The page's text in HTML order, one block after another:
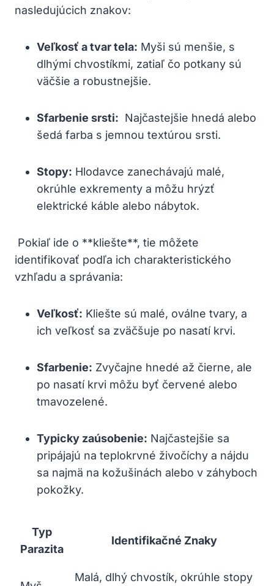
nasledujúcich znakov:
Veľkosť a tvar‍ tela: Myši⁣ sú menšie, s
dlhými chvostíkmi, zatiaľ čo⁤ potkany sú
väčšie a ​robustnejšie.
Sfarbenie ‌srsti: ⁤ Najčastejšie hnedá alebo
šedá farba s ⁤jemnou textúrou srsti.
Stopy: ⁣Hlodavce zanechávajú malé,
okrúhle ​exkrementy a môžu hrýzť
elektrické káble alebo nábytok.
‌ Pokiaľ ide o **kliešte**, tie môžete
identifikovať⁤ podľa ich charakteristického
vzhľadu a‌ správania:
Veľkosť: Kliešte sú‍ malé, ‌oválne​ tvary, a
ich⁣ veľkosť sa zväčšuje po nasatí krvi.
Sfarbenie: Zvyčajne ⁢hnedé ⁤až čierne, ale
po ⁢nasatí​ krvi ‍môžu ⁣byť červené alebo
tmavozelené.
Typicky ​zaúsobenie: Najčastejšie sa
pripájajú na teplokrvné živočíchy a ⁤nájdu
sa najmä na kožušinách‌ alebo ​v záhyboch
pokožky.
Typ
Parazita
Identifikačné Znaky
Malá,⁣ dlhý chvostík, okrúhle stopy​